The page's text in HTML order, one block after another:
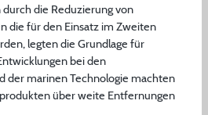
die Reduzierung von
die für den Einsatz im Zweiten
legten die Grundlage für
bei den
der marinen Technologie machten
über weite Entfernungen